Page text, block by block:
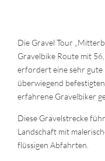
Die Gravel Tour
Gravelbike Route mit
erfordert eine sehr gute
überwiegend
erfahrene Gravelbiker
Diese Gravelstrecke
Landschaft mit
flüssigen Abfahrten.